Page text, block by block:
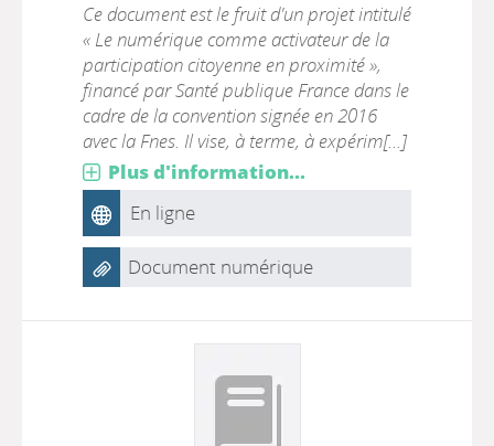
Ce document est le fruit d'un projet intitulé
« Le numérique comme activateur de la
participation citoyenne en proximité »,
financé par Santé publique France dans le
cadre de la convention signée en 2016
avec la Fnes. Il vise, à terme, à expérim[...]
Plus d'information...
En ligne
Document numérique